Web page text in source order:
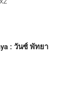
: วันซ์ พัทยา